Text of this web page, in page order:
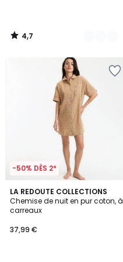
4,7
/
-50% DÈS 2*
LA REDOUTE COLLECTIONS
Chemise de nuit en pur coton, à
carreaux
37,99 €